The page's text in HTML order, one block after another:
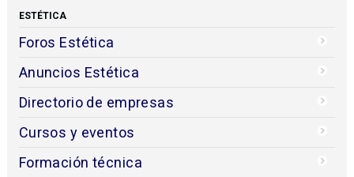
ESTÉTICA
Foros Estética
Anuncios Estética
Directorio de empresas
Cursos y eventos
Formación técnica